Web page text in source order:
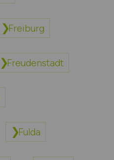
Freiburg
Freudenstadt
Fulda